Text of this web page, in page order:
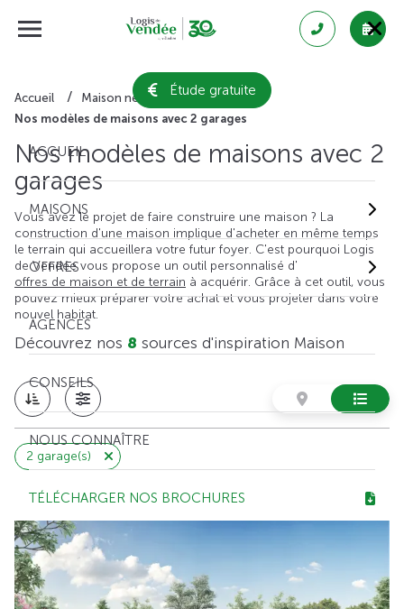
Étude gratuite
ACCUEIL
MAISONS
OFFRES
AGENCES
CONSEILS
NOUS CONNAÎTRE
TÉLÉCHARGER NOS BROCHURES
Accueil
Maison neuve
Nos modèles de maisons avec 2 garages
Nos modèles de maisons avec 2
garages
Vous avez le projet de faire construire une maison ? La
construction d'une maison implique d'acheter en même temps
le terrain qui accueillera votre futur foyer. C'est pourquoi Logis
de Vendée vous propose un outil personnalisé d'
offres de maison et de terrain à acquérir. Grâce à cet outil, vous
pouvez mieux préparer votre achat et vous projeter dans votre
nouvel habitat.
Découvrez nos 8 sources d'inspiration Maison
2 garage(s)